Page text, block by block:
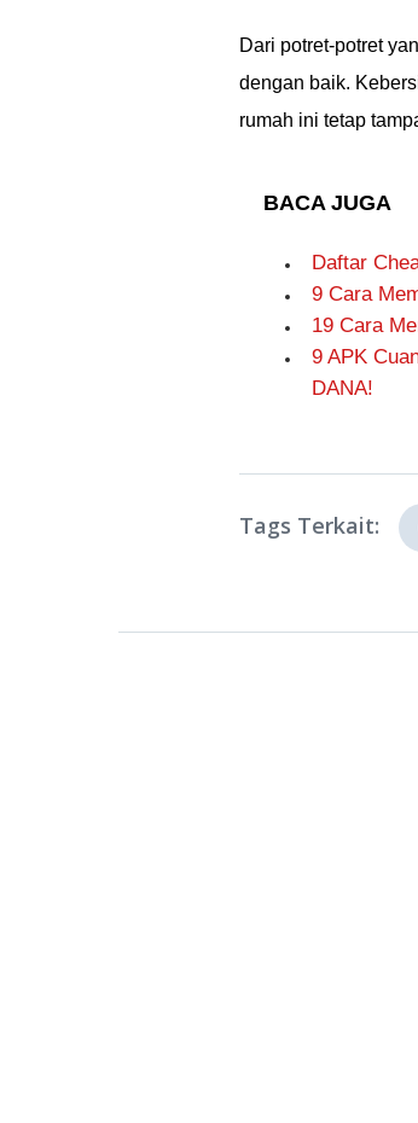
Dari potret-potret
dengan baik.
rumah ini tetap
BACA JUGA
Daftar
9 Cara
19 Cara
9 APK
DANA!
Tags Terkait: